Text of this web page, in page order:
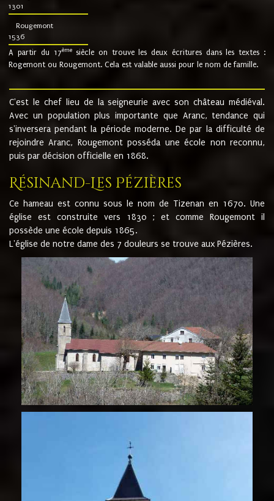
1301
Rougemont
1536
A partir du 17ème siècle on trouve les deux écritures dans les textes :
Rogemont ou Rougemont. Cela est valable aussi pour le nom de famille.
C'est le chef lieu de la seigneurie avec son château médiéval.
Avec un population plus importante que Aranc, tendance qui
s'inversera pendant la période moderne. De par la difficulté de
rejoindre Aranc, Rougemont posséda une école non reconnu,
puis par décision officielle en 1868.
Résinand-Les Pézières
Ce hameau est connu sous le nom de Tizenan en 1670. Une
église est construite vers 1830 ; et comme Rougemont il
possède une école depuis 1865.
L'église de notre dame des 7 douleurs se trouve aux Pézières.